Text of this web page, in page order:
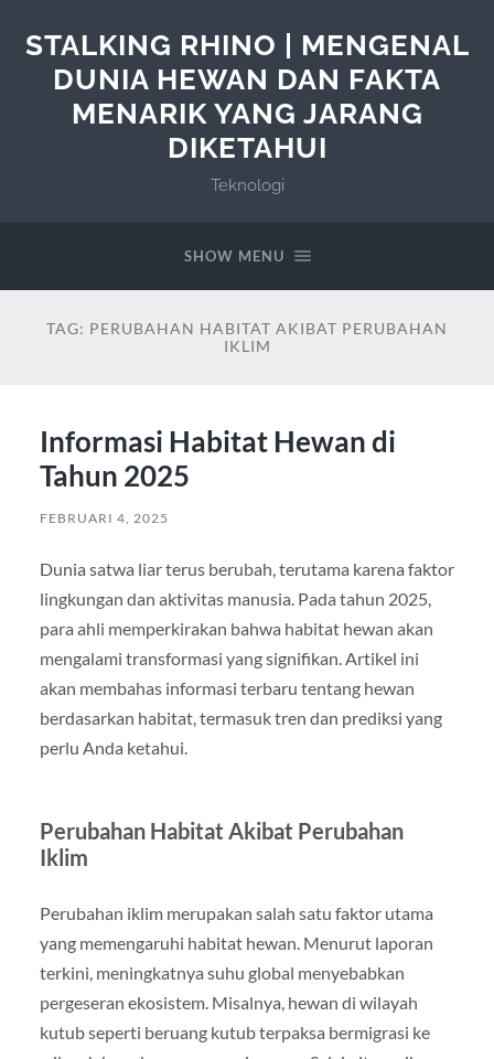
STALKING RHINO | MENGENAL
DUNIA HEWAN DAN FAKTA
MENARIK YANG JARANG
DIKETAHUI
Teknologi
SHOW MENU
TAG: PERUBAHAN HABITAT AKIBAT PERUBAHAN
IKLIM
Informasi Habitat Hewan di
Tahun 2025
FEBRUARI 4, 2025
Dunia satwa liar terus berubah, terutama karena faktor
lingkungan dan aktivitas manusia. Pada tahun 2025,
para ahli memperkirakan bahwa habitat hewan akan
mengalami transformasi yang signifikan. Artikel ini
akan membahas informasi terbaru tentang hewan
berdasarkan habitat, termasuk tren dan prediksi yang
perlu Anda ketahui.
Perubahan Habitat Akibat Perubahan
Iklim
Perubahan iklim merupakan salah satu faktor utama
yang memengaruhi habitat hewan. Menurut laporan
terkini, meningkatnya suhu global menyebabkan
pergeseran ekosistem. Misalnya, hewan di wilayah
kutub seperti beruang kutub terpaksa bermigrasi ke